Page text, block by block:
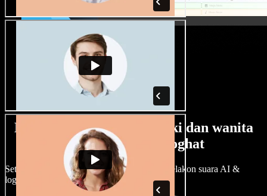
Banyak pilihan suara lelaki dan wanita
dengan pelbagai loghat
Setiap projek boleh jadi unik. Pilih ratusan pelakon suara AI &
loghat, laraskan ikut cita rasa anda.